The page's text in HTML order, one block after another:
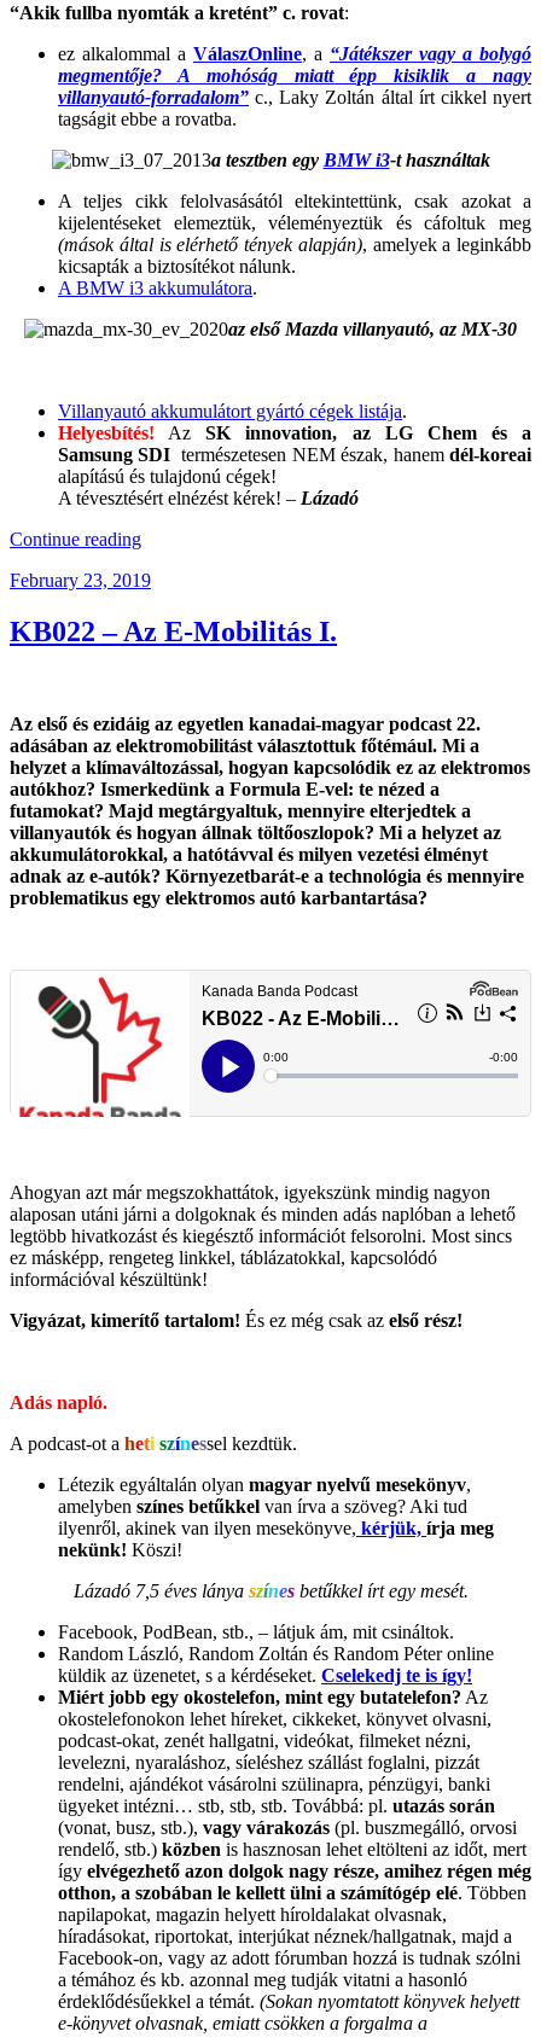
“Akik fullba nyomták a kretént” c. rovat:
ez alkalommal a VálaszOnline, a “Játékszer vagy a bolygó
megmentője? A mohóság miatt épp kisiklik a nagy
villanyautó-forradalom” c., Laky Zoltán által írt cikkel nyert
tagságit ebbe a rovatba.
a tesztben egy BMW i3-t használtak
A teljes cikk felolvasásától eltekintettünk, csak azokat a
kijelentéseket elemeztük, véleményeztük és cáfoltuk meg
(mások által is elérhető tények alapján), amelyek a leginkább
kicsapták a biztosítékot nálunk.
A BMW i3 akkumulátora.
az első Mazda villanyautó, az MX-30
Villanyautó akkumulátort gyártó cégek listája.
Helyesbítés! Az SK innovation, az LG Chem és a
Samsung SDI természetesen NEM észak, hanemdél-koreai
alapítású és tulajdonú cégek!
A tévesztésért elnézést kérek! – Lázadó
Continue reading“KBXTR04
BC
Trip
/
Posted
February 23, 2019
KB022 – Az E-Mobilitás I.
Az első és ezidáig az egyetlen kanadai-magyar podcast 22.
adásában az elektromobilitást választottuk főtémául. Mi a
helyzet a klímaváltozással, hogyan kapcsolódik ez az elektromos
autókhoz? Ismerkedünk a Formula E-vel: te nézed a
futamokat? Majd megtárgyaltuk, mennyire elterjedtek a
villanyautók és hogyan állnak töltőoszlopok? Mi a helyzet az
akkumulátorokkal, a hatótávval és milyen vezetési élményt
adnak az e-autók? Környezetbarát-e a technológia és mennyire
problematikus egy elektromos autó karbantartása?
Ahogyan azt már megszokhattátok, igyekszünk mindig nagyon
alaposan utáni járni a dolgoknak és minden adás naplóban a lehető
legtöbb hivatkozást és kiegésztő információt felsorolni. Most sincs
ez másképp, rengeteg linkkel, táblázatokkal, kapcsolódó
információval készültünk!
Vigyázat, kimerítő tartalom! És ez még csak az első rész!
Adás napló.
A podcast-ot a heti színessel kezdtük.
Létezik egyáltalán olyan magyar nyelvű mesekönyv,
amelyben színes betűkkel van írva a szöveg? Aki tud
ilyenről, akinek van ilyen mesekönyve, kérjük, írja meg
nekünk! Köszi!
Lázadó 7,5 éves lánya színesbetűkkel írt egy mesét.
Facebook, PodBean, stb., – látjuk ám, mit csináltok.
Random László, Random Zoltán és Random Péter online
küldik az üzenetet, s a kérdéseket. Cselekedj te is így!
Miért jobb egy okostelefon, mint egy butatelefon? Az
okostelefonokon lehet híreket, cikkeket, könyvet olvasni,
podcast-okat, zenét hallgatni, videókat, filmeket nézni,
levelezni, nyaraláshoz, síeléshez szállást foglalni, pizzát
rendelni, ajándékot vásárolni szülinapra, pénzügyi, banki
ügyeket intézni… stb, stb, stb. Továbbá: pl. utazás során
(vonat, busz, stb.), vagy várakozás (pl. buszmegálló, orvosi
rendelő, stb.) közben is hasznosan lehet eltölteni az időt, mert
így elvégezhető azon dolgok nagy része, amihez régen még
otthon, a szobában le kellett ülni a számítógép elé. Többen
napilapokat, magazin helyett híroldalakat olvasnak,
híradásokat, riportokat, interjúkat néznek/hallgatnak, majd a
Facebook-on, vagy az adott fórumban hozzá is tudnak szólni
a témához és kb. azonnal meg tudják vitatni a hasonló
érdeklődésűekkel a témát. (Sokan nyomtatott könyvek helyett
e-könyvet olvasnak, emiatt csökken a forgalma a